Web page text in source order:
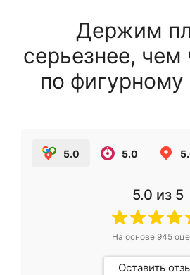
Держим
серьезнее,
по фигурному
5.0 5.0
5.0 из 5
На основе 945
Оставить